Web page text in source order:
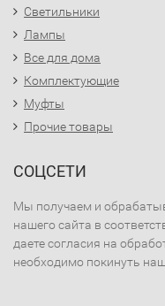
Светильники
Лампы
Все для дома
Комплектующие
Муфты
Прочие товары
СОЦСЕТИ
Мы получаем и
нашего сайта в
даете согласия на
необходимо покинуть